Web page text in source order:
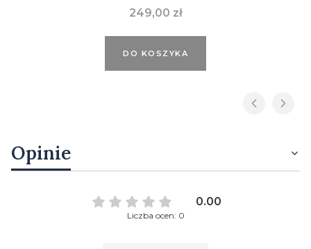
Cena
249,00 zł
DO KOSZYKA
Opinie
0.00
Liczba ocen: 0